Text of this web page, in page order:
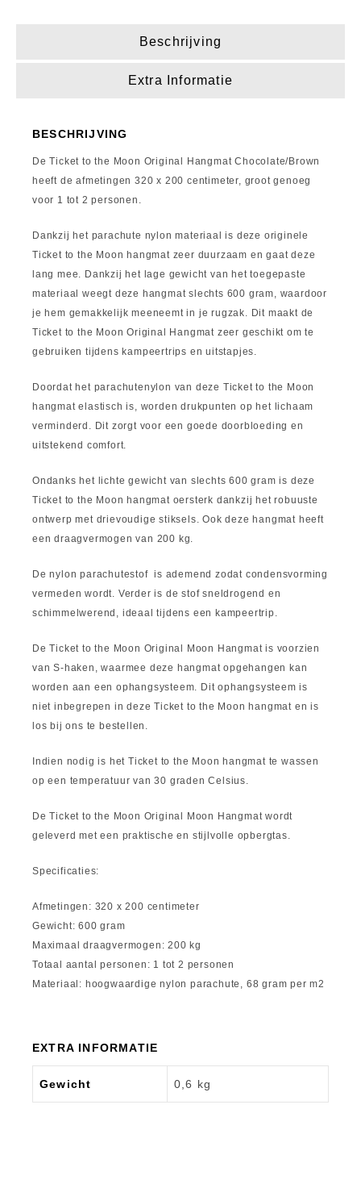
Beschrijving
Extra Informatie
BESCHRIJVING
De Ticket to the Moon Original Hangmat Chocolate/Brown
heeft de afmetingen 320 x 200 centimeter, groot genoeg
voor 1 tot 2 personen.
Dankzij het parachute nylon materiaal is deze originele
Ticket to the Moon hangmat zeer duurzaam en gaat deze
lang mee. Dankzij het lage gewicht van het toegepaste
materiaal weegt deze hangmat slechts 600 gram, waardoor
je hem gemakkelijk meeneemt in je rugzak. Dit maakt de
Ticket to the Moon Original Hangmat zeer geschikt om te
gebruiken tijdens kampeertrips en uitstapjes.
Doordat het parachutenylon van deze Ticket to the Moon
hangmat elastisch is, worden drukpunten op het lichaam
verminderd. Dit zorgt voor een goede doorbloeding en
uitstekend comfort.
Ondanks het lichte gewicht van slechts 600 gram is deze
Ticket to the Moon hangmat oersterk dankzij het robuuste
ontwerp met drievoudige stiksels. Ook deze hangmat heeft
een draagvermogen van 200 kg.
De nylon parachutestof is ademend zodat condensvorming
vermeden wordt. Verder is de stof sneldrogend en
schimmelwerend, ideaal tijdens een kampeertrip.
De Ticket to the Moon Original Moon Hangmat is voorzien
van S-haken, waarmee deze hangmat opgehangen kan
worden aan een ophangsysteem. Dit ophangsysteem is
niet inbegrepen in deze Ticket to the Moon hangmat en is
los bij ons te bestellen.
Indien nodig is het Ticket to the Moon hangmat te wassen
op een temperatuur van 30 graden Celsius.
De Ticket to the Moon Original Moon Hangmat wordt
geleverd met een praktische en stijlvolle opbergtas.
Specificaties:
Afmetingen: 320 x 200 centimeter
Gewicht: 600 gram
Maximaal draagvermogen: 200 kg
Totaal aantal personen: 1 tot 2 personen
Materiaal: hoogwaardige nylon parachute, 68 gram per m2
EXTRA INFORMATIE
Gewicht 0,6 kg